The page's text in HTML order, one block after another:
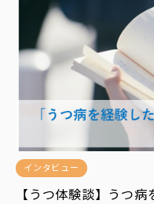
インタビュー
【うつ体験談】うつ